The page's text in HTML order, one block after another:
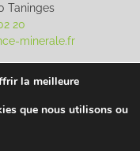
Taninges
20
minerale.fr
1255 Veyrier
51
minerale.ch
la meilleure
que nous utilisons ou